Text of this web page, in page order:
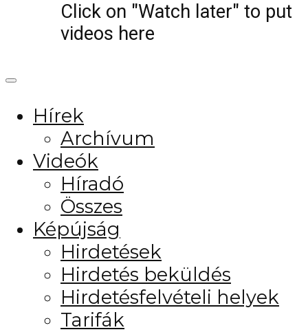
Click on "Watch later" to put
videos here
Hírek
Archívum
Videók
Híradó
Összes
Képújság
Hirdetések
Hirdetés beküldés
Hirdetésfelvételi helyek
Tarifák